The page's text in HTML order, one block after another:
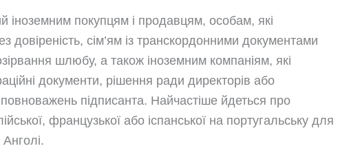
іноземним покупцям і продавцям, особам, які
довіреність, сім’ям із транскордонними документами
шлюбу, а також іноземним компаніям, які
документи, рішення ради директорів або
підписанта. Найчастіше йдеться про
французької або іспанської на португальську для